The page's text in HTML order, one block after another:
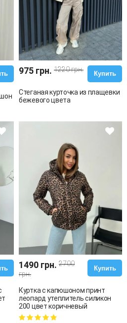
975 грн. 1220 грн.
Купить
Стеганая курточка из плащевки
бежевого цвета
1490 грн. 2700
грн.
Купить
Куртка с капюшоном принт
леопард утеплитель силикон
200 цвет коричневый